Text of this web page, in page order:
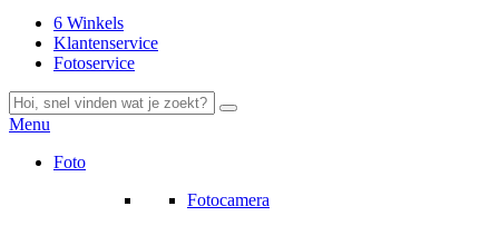
6 Winkels
Klantenservice
Fotoservice
Menu
Foto
Fotocamera